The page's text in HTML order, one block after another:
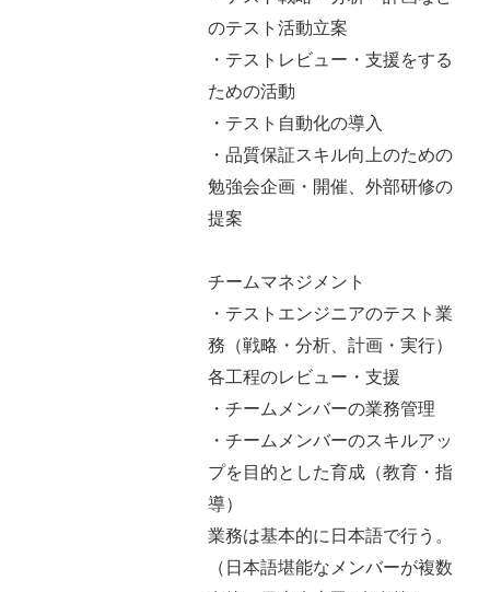
のテスト活動立案
・テストレビュー・支援をする
ための活動
・テスト自動化の導入
・品質保証スキル向上のための
勉強会企画・開催、外部研修の
提案
チームマネジメント
・テストエンジニアのテスト業
務（戦略・分析、計画・実行）
各工程のレビュー・支援
・チームメンバーの業務管理
・チームメンバーのスキルアッ
プを目的とした育成（教育・指
導）
業務は基本的に日本語で行う。
（日本語堪能なメンバーが複数